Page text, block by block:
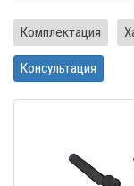
Комплектация
Консультация